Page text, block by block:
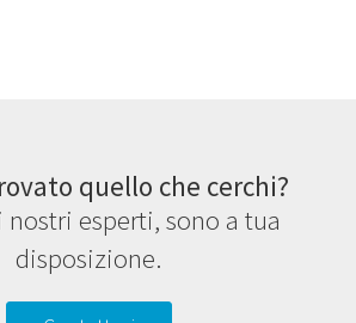
quello che cerchi?
nostri esperti, sono a tua
disposizione.